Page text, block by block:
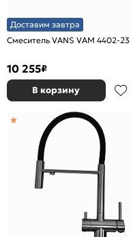
Доставим завтра
Смеситель VANS VAM 4402-23
10 255₽
В корзину